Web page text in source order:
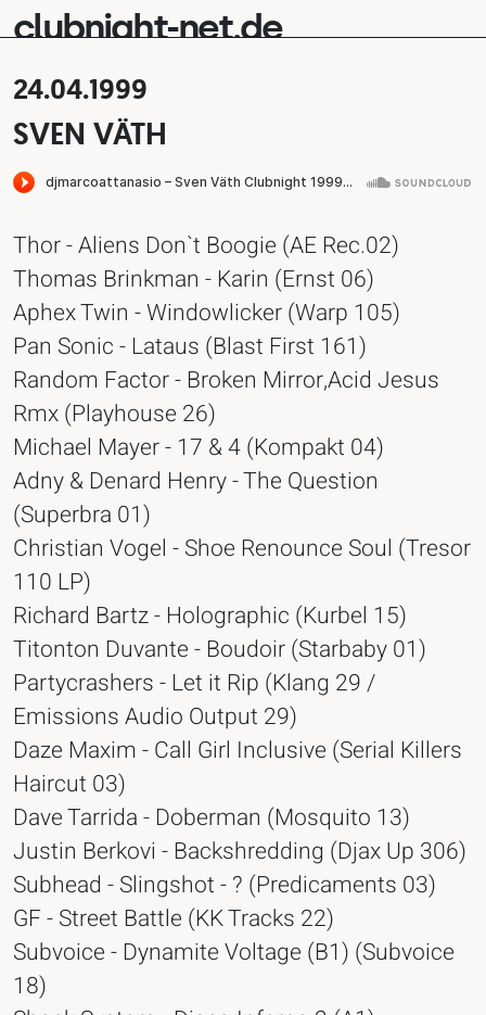
clubnight-net.de
24.04.1999
SVEN VÄTH
Thor - Aliens Don`t Boogie (AE Rec.02)
Thomas Brinkman - Karin (Ernst 06)
Aphex Twin - Windowlicker (Warp 105)
Pan Sonic - Lataus (Blast First 161)
Random Factor - Broken Mirror,Acid Jesus
Rmx (Playhouse 26)
Michael Mayer - 17 & 4 (Kompakt 04)
Adny & Denard Henry - The Question
(Superbra 01)
Christian Vogel - Shoe Renounce Soul (Tresor
110 LP)
Richard Bartz - Holographic (Kurbel 15)
Titonton Duvante - Boudoir (Starbaby 01)
Partycrashers - Let it Rip (Klang 29 /
Emissions Audio Output 29)
Daze Maxim - Call Girl Inclusive (Serial Killers
Haircut 03)
Dave Tarrida - Doberman (Mosquito 13)
Justin Berkovi - Backshredding (Djax Up 306)
Subhead - Slingshot - ? (Predicaments 03)
GF - Street Battle (KK Tracks 22)
Subvoice - Dynamite Voltage (B1) (Subvoice
18)